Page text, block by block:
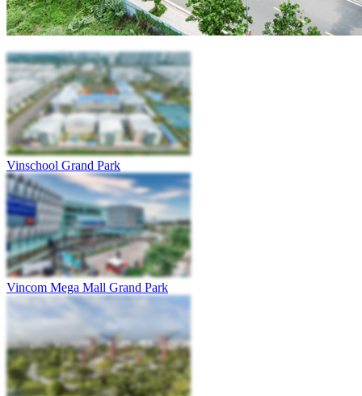
Vinschool Grand Park
Vincom Mega Mall Grand Park